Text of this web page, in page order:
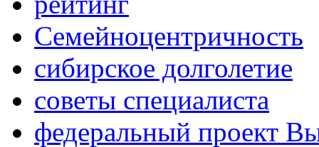
Семейноцентричность
сибирское долголетие
советы специалиста
федеральный проект